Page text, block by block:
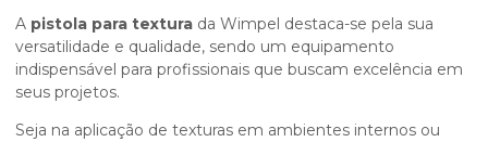
A pistola para textura da Wimpel destaca-se pela sua
versatilidade e qualidade, sendo um equipamento
indispensável para profissionais que buscam excelência em
seus projetos.
Seja na aplicação de texturas em ambientes internos ou